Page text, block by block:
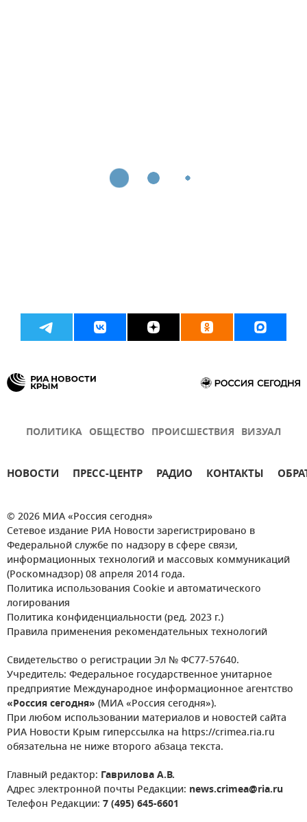
ПОЛИТИКА ОБЩЕСТВО ПРОИСШЕСТВИЯ ВИЗУАЛ
НОВОСТИ ПРЕСС-ЦЕНТР РАДИО КОНТАКТЫ
© 2026 МИА «Россия сегодня»
Сетевое издание РИА Новости зарегистрировано в
Федеральной службе по надзору в сфере связи,
информационных технологий и массовых коммуникаций
(Роскомнадзор) 08 апреля 2014 года.
Политика использования Cookie и автоматического
логирования
Политика конфиденциальности (ред. 2023 г.)
Правила применения рекомендательных технологий
Свидетельство о регистрации Эл № ФС77-57640.
Учредитель: Федеральное государственное унитарное
предприятие Международное информационное агентство
«Россия сегодня» (МИА «Россия сегодня»).
При любом использовании материалов и новостей сайта
РИА Новости Крым гиперссылка на https://crimea.ria.ru
обязательна не ниже второго абзаца текста.
Главный редактор: Гаврилова А.В.
Адрес электронной почты Редакции: news.crimea@ria.ru
Телефон Редакции: 7 (495) 645-6601